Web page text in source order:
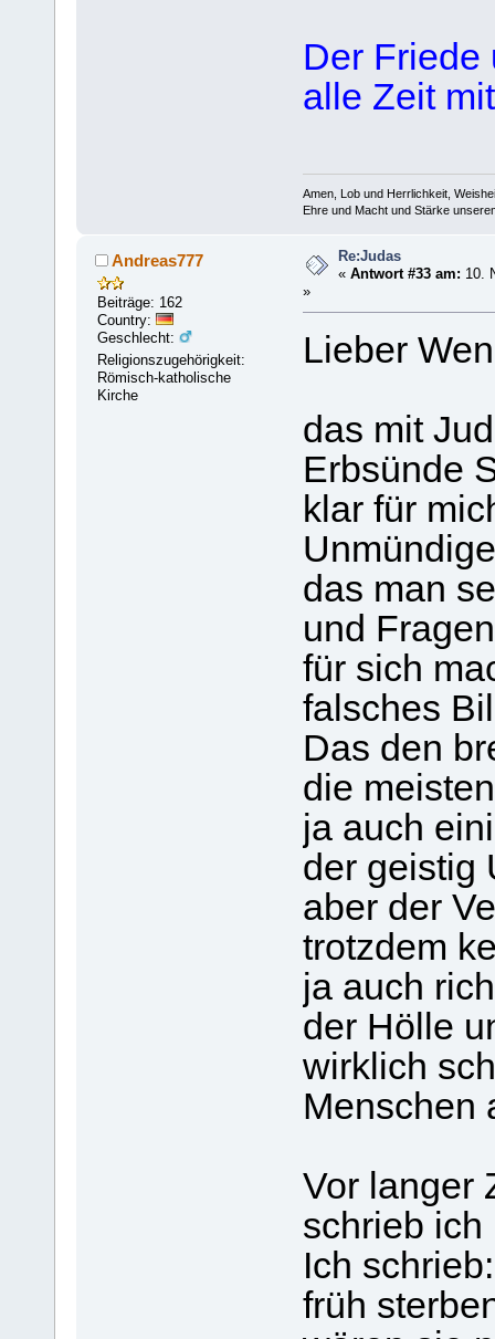
Der Friede
alle Zeit
Amen, Lob und Herrlichkeit,
Ehre und Macht und Stärke
Andreas777
Beiträge: 162
Country:
Geschlecht:
Religionszugehörigkeit:
Römisch-katholische
Kirche
Re:Judas
«Antwort #33 am: 10.
»
Lieber
das mit
Erbsünde
klar für
das man
und
für sich
falsches
Das den
die
ja auch
der geistig
aber der
trotzdem
ja auch
der Hölle
wirklich
Menschen
Vor langer
schrieb ich
Ich
früh